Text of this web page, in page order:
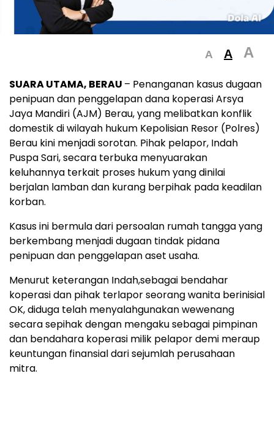
A A A
SUARA UTAMA, BERAU – Penanganan kasus dugaan
penipuan dan penggelapan dana koperasi Arsya
Jaya Mandiri (AJM) Berau, yang melibatkan konflik
domestik di wilayah hukum Kepolisian Resor (Polres)
Berau kini menjadi sorotan. Pihak pelapor, Indah
Puspa Sari, secara terbuka menyuarakan
keluhannya terkait proses hukum yang dinilai
berjalan lamban dan kurang berpihak pada keadilan
korban.
Kasus ini bermula dari persoalan rumah tangga yang
berkembang menjadi dugaan tindak pidana
penipuan dan penggelapan aset usaha.
Menurut keterangan Indah,sebagai bendahar
koperasi dan pihak terlapor seorang wanita berinisial
OK, diduga telah menyalahgunakan wewenang
secara sepihak dengan mengaku sebagai pimpinan
dan bendahara koperasi milik pelapor demi meraup
keuntungan finansial dari sejumlah perusahaan
mitra.